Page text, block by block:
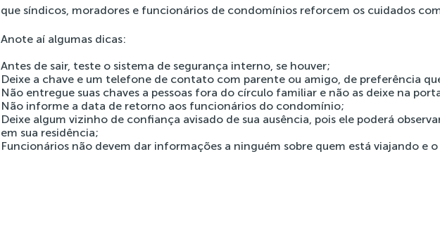
que síndicos, moradores e funcionários de condomínios reforcem os cuidados
Anote aí algumas dicas:
Antes de sair, teste o sistema de segurança interno, se houver;
Deixe a chave e um telefone de contato com parente ou amigo, de preferência
Não entregue suas chaves a pessoas fora do círculo familiar e não as deixe na
Não informe a data de retorno aos funcionários do condomínio;
Deixe algum vizinho de confiança avisado de sua ausência, pois ele poderá
em sua residência;
Funcionários não devem dar informações a ninguém sobre quem está viajando e